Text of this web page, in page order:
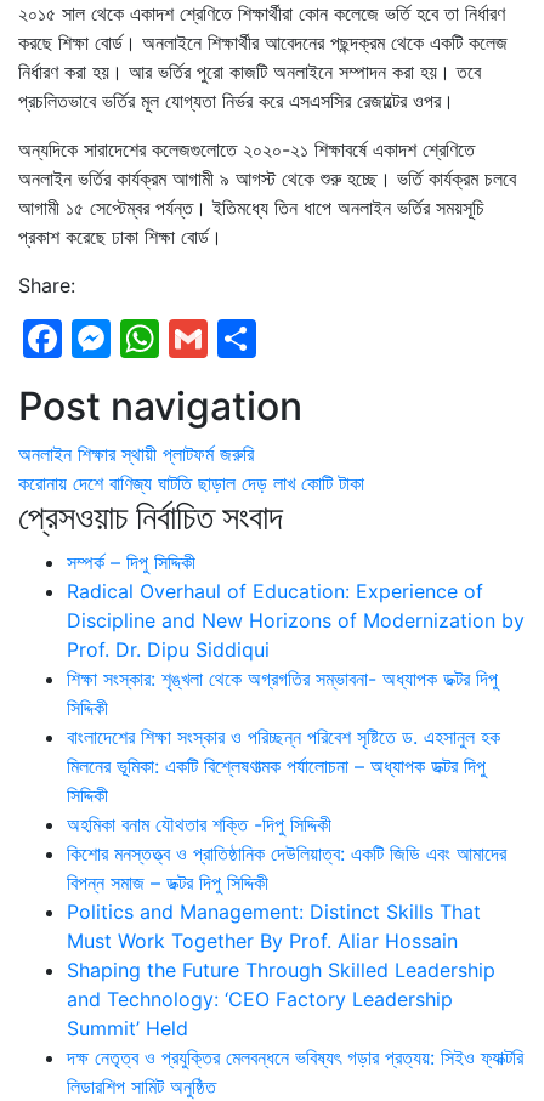
২০১৫ সাল থেকে একাদশ শ্রেণিতে শিক্ষার্থীরা কোন কলেজে ভর্তি হবে তা নির্ধারণ
করছে শিক্ষা বোর্ড। অনলাইনে শিক্ষার্থীর আবেদনের পছন্দক্রম থেকে একটি কলেজ
নির্ধারণ করা হয়। আর ভর্তির পুরো কাজটি অনলাইনে সম্পাদন করা হয়। তবে
প্রচলিতভাবে ভর্তির মূল যোগ্যতা নির্ভর করে এসএসসির রেজাল্টের ওপর।
অন্যদিকে সারাদেশের কলেজগুলোতে ২০২০-২১ শিক্ষাবর্ষে একাদশ শ্রেণিতে
অনলাইন ভর্তির কার্যক্রম আগামী ৯ আগস্ট থেকে শুরু হচ্ছে। ভর্তি কার্যক্রম চলবে
আগামী ১৫ সেপ্টেম্বর পর্যন্ত। ইতিমধ্যে তিন ধাপে অনলাইন ভর্তির সময়সূচি
প্রকাশ করেছে ঢাকা শিক্ষা বোর্ড।
Share:
Facebook
Messenger
WhatsApp
Gmail
Post navigation
অনলাইন শিক্ষার স্থায়ী প্লাটফর্ম জরুরি
করোনায় দেশে বাণিজ্য ঘাটতি ছাড়াল দেড় লাখ কোটি টাকা
প্রেসওয়াচ নির্বাচিত সংবাদ
সম্পর্ক – দিপু সিদ্দিকী
Radical Overhaul of Education: Experience of
Discipline and New Horizons of Modernization by
Prof. Dr. Dipu Siddiqui
শিক্ষা সংস্কার: শৃঙ্খলা থেকে অগ্রগতির সম্ভাবনা- অধ্যাপক ডক্টর দিপু
সিদ্দিকী
বাংলাদেশের শিক্ষা সংস্কার ও পরিচ্ছন্ন পরিবেশ সৃষ্টিতে ড. এহসানুল হক
মিলনের ভূমিকা: একটি বিশ্লেষণাত্মক পর্যালোচনা – অধ্যাপক ডক্টর দিপু
সিদ্দিকী
অহমিকা বনাম যৌথতার শক্তি -দিপু সিদ্দিকী
কিশোর মনস্তত্ত্ব ও প্রাতিষ্ঠানিক দেউলিয়াত্ব: একটি জিডি এবং আমাদের
বিপন্ন সমাজ – ডক্টর দিপু সিদ্দিকী
Politics and Management: Distinct Skills That
Must Work Together By Prof. Aliar Hossain
Shaping the Future Through Skilled Leadership
and Technology: ‘CEO Factory Leadership
Summit’ Held
দক্ষ নেতৃত্ব ও প্রযুক্তির মেলবন্ধনে ভবিষ্যৎ গড়ার প্রত্যয়: সিইও ফ্যাক্টরি
লিডারশিপ সামিট অনুষ্ঠিত